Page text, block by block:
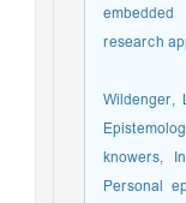
research
knowers,
Personal